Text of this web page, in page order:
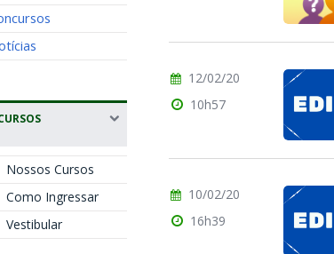
Nossos Cursos
Como Ingressar
Vestibular
12/02/20
10h57
10/02/20
16h39